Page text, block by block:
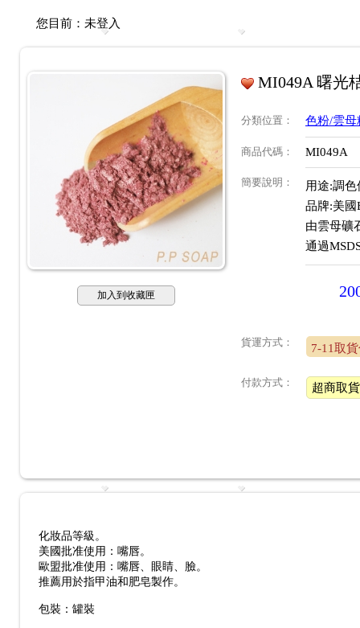
您目前： 未登入
加入到收藏匣
MI049A 曙光
分類位置 ： 色粉/雲母
商品代碼 ： MI049A
簡要說明 ：
用途:調色
品牌:美國
由雲母礦
通過
貨運方式： 7-11取
付款方式： 超商取貨
化妝品等級。
美國批准使用：嘴唇。
歐盟批准使用：嘴唇、眼睛、臉。
推薦用於指甲油和肥皂製作。
包裝：罐裝